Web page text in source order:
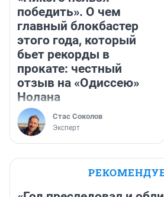
победить». О чем
главный блокбастер
этого года, который
бьет рекорды в
прокате: честный
отзыв на «Одиссею»
Нолана
Стас Соколов
Эксперт